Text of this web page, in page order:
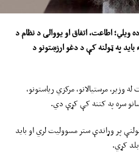
ویلي؛اطاعت، اتفاق او یووالی د نظام د
باید په ټولنه کې د دغو ارزښتونو د
وزیر، مرستیالانو، مرکزي ریاستونو،
سره په کتنه کې کړې دي.
پر وړاندې ستر مسوولیت لري او باید
کړي.